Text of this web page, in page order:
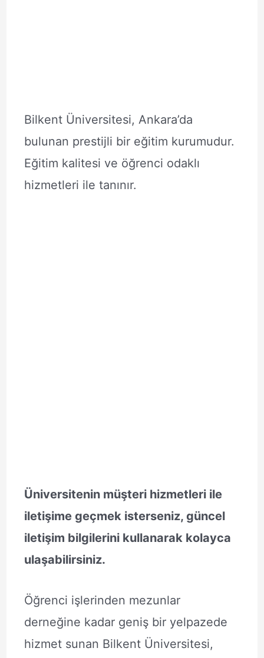
Bilkent Üniversitesi, Ankara’da
bulunan prestijli bir eğitim kurumudur.
Eğitim kalitesi ve öğrenci odaklı
hizmetleri ile tanınır.
Üniversitenin müşteri hizmetleri ile
iletişime geçmek isterseniz, güncel
iletişim bilgilerini kullanarak kolayca
ulaşabilirsiniz.
Öğrenci işlerinden mezunlar
derneğine kadar geniş bir yelpazede
hizmet sunan Bilkent Üniversitesi,